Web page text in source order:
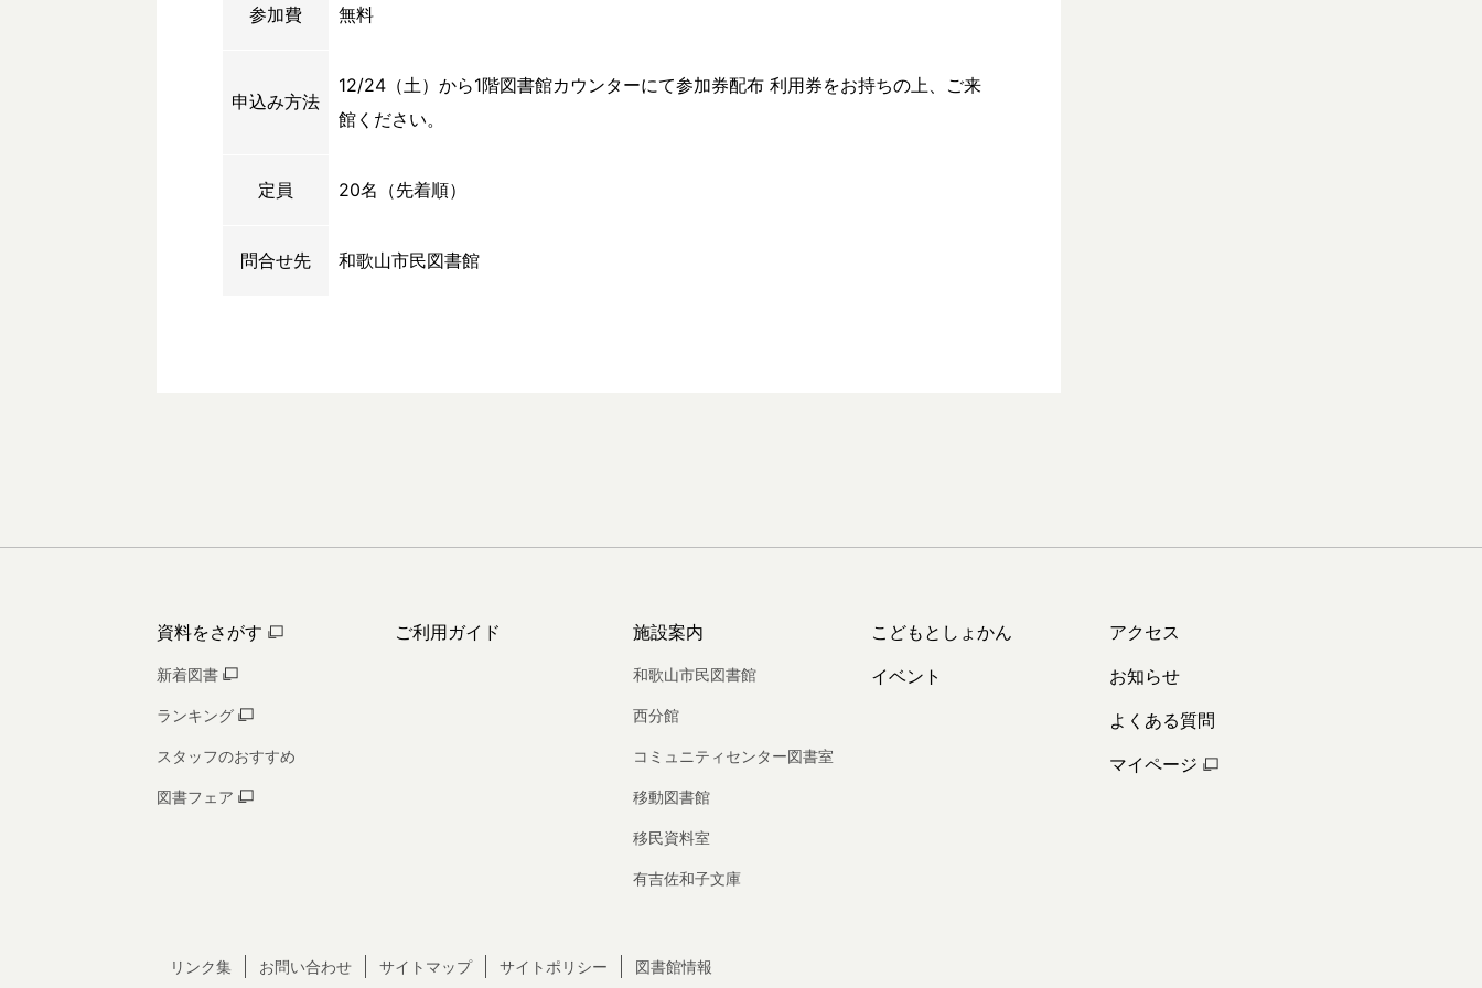
参加費 無料
申込み方法
12/24（土）から1階図書館カウンターにて参加券配布 利用券をお持ちの上、ご来
館ください。
定員 20名（先着順）
問合せ先 和歌山市民図書館
資料をさがす
新着図書
ランキング
スタッフのおすすめ
図書フェア
ご利用ガイド 施設案内
和歌山市民図書館
西分館
コミュニティセンター図書室
移動図書館
移民資料室
有吉佐和子文庫
こどもとしょかん
イベント
アクセス
お知らせ
よくある質問
マイページ
リンク集 お問い合わせ サイトマップ サイトポリシー 図書館情報